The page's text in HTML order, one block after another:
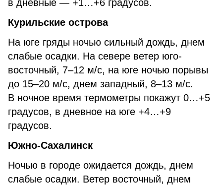
в дневные — +1…+6 градусов.
Курильские острова
На юге гряды ночью сильный дождь, днем
слабые осадки. На севере ветер юго-
восточный, 7–12 м/с, на юге ночью порывы
до 15–20 м/с, днем западный, 8–13 м/с.
В ночное время термометры покажут 0…+5
градусов, в дневное на юге +4…+9
градусов.
Южно-Сахалинск
Ночью в городе ожидается дождь, днем
слабые осадки. Ветер восточный, днем